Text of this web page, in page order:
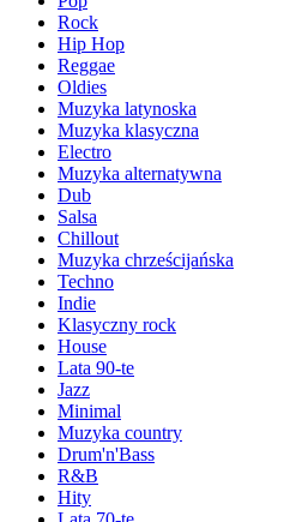
Rock
Hip Hop
Reggae
Oldies
Muzyka latynoska
Muzyka klasyczna
Electro
Muzyka alternatywna
Dub
Salsa
Chillout
Muzyka chrześcijańska
Techno
Indie
Klasyczny rock
House
Lata 90-te
Jazz
Minimal
Muzyka country
Drum'n'Bass
R&B
Hity